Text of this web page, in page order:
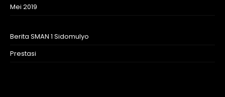
Mei 2019
Berita SMAN 1 Sidomulyo
Prestasi